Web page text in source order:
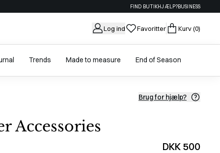
FIND BUTIKHJÆLP?BUSINESS
Log ind Favoritter Kurv(0)
Trends Made to measure End of Season
Brug for hjælp?
Accessories
DKK 500